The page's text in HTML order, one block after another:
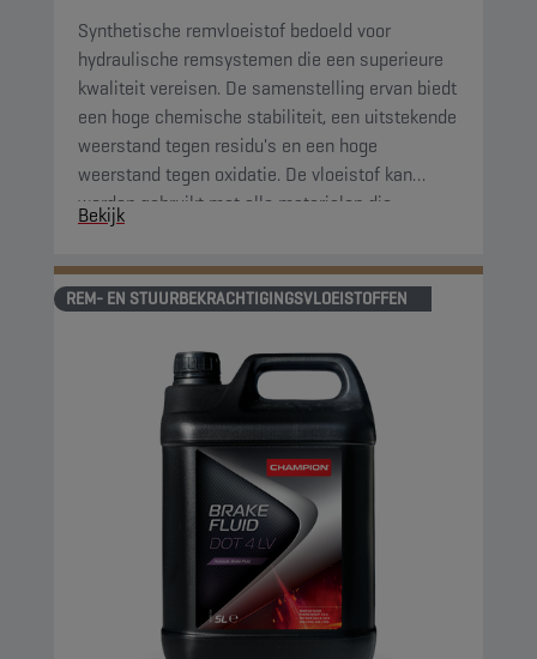
Synthetische remvloeistof bedoeld voor
hydraulische remsystemen die een superieure
kwaliteit vereisen. De samenstelling ervan biedt
een hoge chemische stabiliteit, een uitstekende
weerstand tegen residu's en een hoge
weerstand tegen oxidatie. De vloeistof kan
worden gebruikt met alle materialen die
normaal gesproken worden gebruikt in
remsystemen.
Bekijk
REM- EN STUURBEKRACHTIGINGSVLOEISTOFFEN